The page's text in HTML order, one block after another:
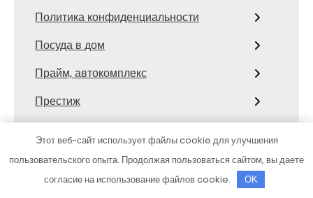
Политика конфиденциальности
Посуда в дом
Прайм, автокомплекс
Престиж
Престиж
Престиж, автомойка
Этот веб-сайт использует файлы cookie для улучшения
пользовательского опыта. Продолжая пользоваться сайтом, вы даете
согласие на использование файлов cookie.
OK